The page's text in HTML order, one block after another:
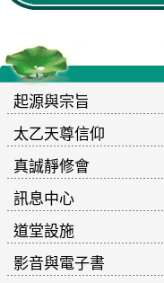
起源與宗旨
太乙天尊信仰
真誠靜修會
訊息中心
道堂設施
影音與電子書